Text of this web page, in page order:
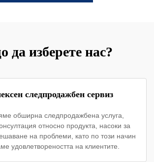
да изберете нас?
следпродажбен сервиз
обширна следпродажбена услуга,
относно продукта, насоки за
на проблеми, като по този начин
удовлетвореността на клиентите.